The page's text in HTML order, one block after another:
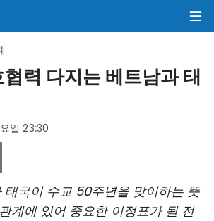
정치
비즈니스
력 다지는 베트남과 태
일 23:30
태국이 수교 50주년을 맞이하는 뜻
계에 있어 중요한 이정표가 될 전